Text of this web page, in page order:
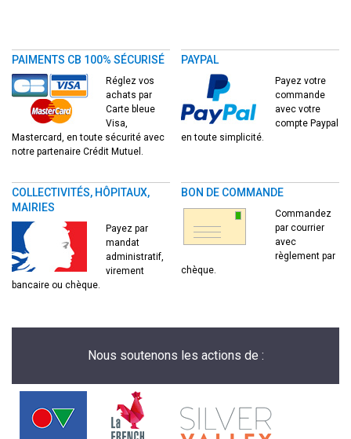
PAIMENTS CB 100% SÉCURISÉ
Réglez vos
achats par
Carte bleue
Visa,
Mastercard, en toute sécurité avec
notre partenaire Crédit Mutuel.
PAYPAL
Payez votre
commande
avec votre
compte Paypal
en toute simplicité.
COLLECTIVITÉS, HÔPITAUX,
MAIRIES
Payez par
mandat
administratif,
virement
bancaire ou chèque.
BON DE COMMANDE
Commandez
par courrier
avec
règlement par
chèque.
Nous soutenons les actions de :